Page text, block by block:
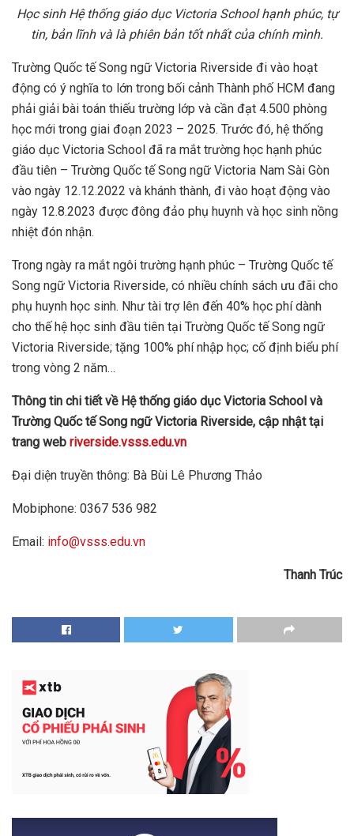
Học sinh Hệ thống giáo dục Victoria School hạnh phúc, tự
tin, bản lĩnh và là phiên bản tốt nhất của chính mình.
Trường Quốc tế Song ngữ Victoria Riverside đi vào hoạt
động có ý nghĩa to lớn trong bối cảnh Thành phố HCM đang
phải giải bài toán thiếu trường lớp và cần đạt 4.500 phòng
học mới trong giai đoạn 2023 – 2025. Trước đó, hệ thống
giáo dục Victoria School đã ra mắt trường học hạnh phúc
đầu tiên – Trường Quốc tế Song ngữ Victoria Nam Sài Gòn
vào ngày 12.12.2022 và khánh thành, đi vào hoạt động vào
ngày 12.8.2023 được đông đảo phụ huynh và học sinh nồng
nhiệt đón nhận.
Trong ngày ra mắt ngôi trường hạnh phúc – Trường Quốc tế
Song ngữ Victoria Riverside, có nhiều chính sách ưu đãi cho
phụ huynh học sinh. Như tài trợ lên đến 40% học phí dành
cho thế hệ học sinh đầu tiên tại Trường Quốc tế Song ngữ
Victoria Riverside; tặng 100% phí nhập học; cố định biểu phí
trong vòng 2 năm…
Thông tin chi tiết về Hệ thống giáo dục Victoria School và
Trường Quốc tế Song ngữ Victoria Riverside, cập nhật tại
trang web riverside.vsss.edu.vn
Đại diện truyền thông: Bà Bùi Lê Phương Thảo
Mobiphone: 0367 536 982
Email: info@vsss.edu.vn
Thanh Trúc